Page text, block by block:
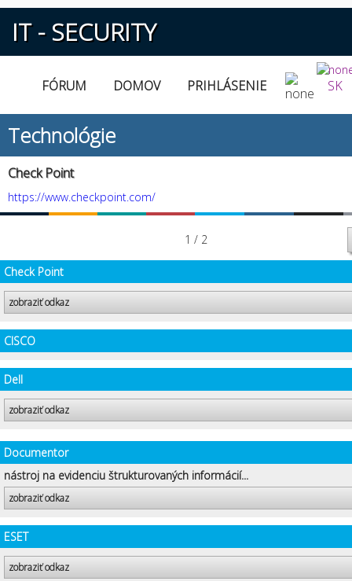
IT - SECURITY
FÓRUM DOMOV PRIHLÁSENIE SK
Technológie
Check Point
https://www.checkpoint.com/
1 / 2
Check Point
zobraziť odkaz
CISCO
Dell
zobraziť odkaz
Documentor
nástroj na evidenciu štrukturovaných informácií...
zobraziť odkaz
ESET
zobraziť odkaz